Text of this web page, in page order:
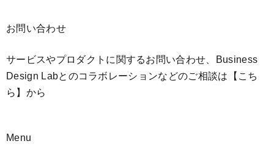
お問い合わせ
サービスやプロダクトに関するお問い合わせ、Business
Design Labとのコラボレーションなどのご相談は 【こち
ら】 から
Menu